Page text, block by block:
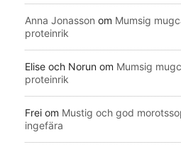
Anna Jonasson om Mumsig
proteinrik
Elise och Norun om Mumsig
proteinrik
Frei om Mustig och god
ingefära